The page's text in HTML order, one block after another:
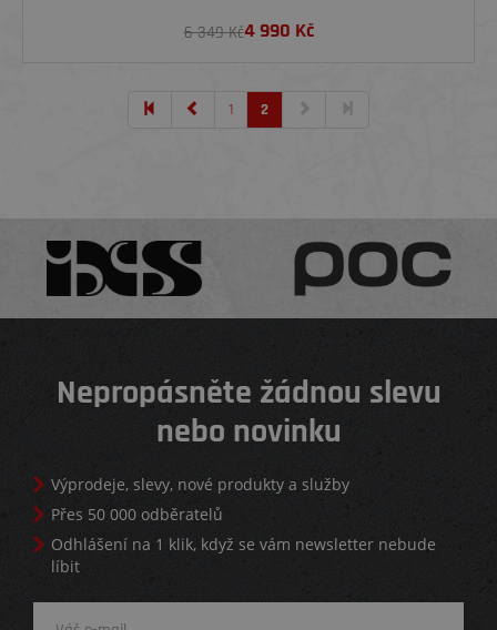
6 349 Kč4 990 Kč
1 2
Nepropásněte žádnou slevu
nebo novinku
Výprodeje, slevy, nové produkty a služby
Přes 50 000 odběratelů
Odhlášení na 1 klik, když se vám newsletter nebude
líbit